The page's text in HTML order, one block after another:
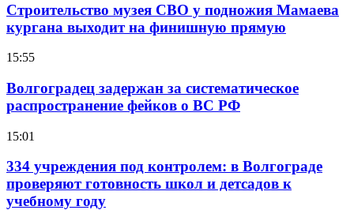
Строительство музея СВО у подножия Мамаева
кургана выходит на финишную прямую
15:55
Волгоградец задержан за систематическое
распространение фейков о ВС РФ
15:01
334 учреждения под контролем: в Волгограде
проверяют готовность школ и детсадов к
учебному году